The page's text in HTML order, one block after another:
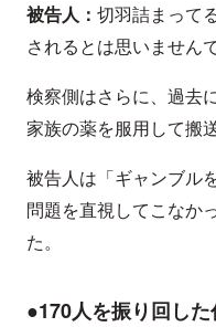
被告人： 切羽詰まって
されるとは思いません
検察側はさらに、過去
家族の薬を服用して搬
被告人は「ギャンブル
問題を直視してこなか
た。
●170人を振り回し